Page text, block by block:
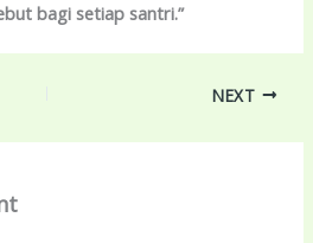
bagi setiap santri.”
NEXT